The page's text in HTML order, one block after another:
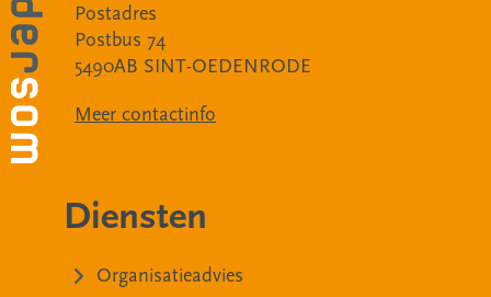
Postadres
Postbus 74
5490AB SINT-OEDENRODE
Meer contactinfo
Diensten
Organisatieadvies